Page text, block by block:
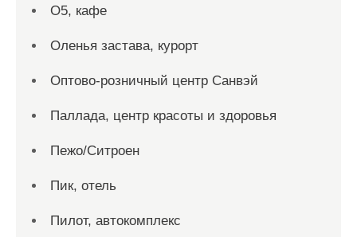
О5, кафе
Оленья застава, курорт
Оптово-розничный центр Санвэй
Паллада, центр красоты и здоровья
Пежо/Ситроен
Пик, отель
Пилот, автокомплекс